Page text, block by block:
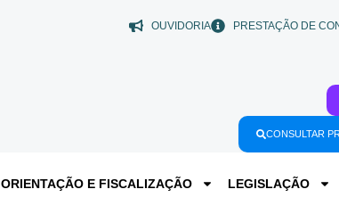
OUVIDORIA PRESTAÇÃO DE
CONSULTAR
ORIENTAÇÃO E FISCALIZAÇÃO LEGISLAÇÃO